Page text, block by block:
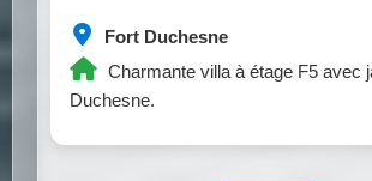
Fort Duchesne
Charmante villa à étage F5 avec
Duchesne.